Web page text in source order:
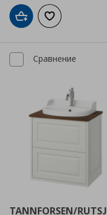
Добави в кошницата
Добави към
Сравнение
TANNFORSEN/